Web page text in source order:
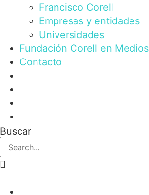
Francisco Corell
Empresas y entidades
Universidades
Fundación Corell en Medios
Contacto
Buscar